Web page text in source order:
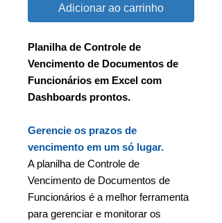
Adicionar ao carrinho
Planilha de Controle de
Vencimento de Documentos de
Funcionários em Excel com
Dashboards prontos.
Gerencie os prazos de
vencimento em um só lugar.
A planilha de Controle de
Vencimento de Documentos de
Funcionários é a melhor ferramenta
para gerenciar e monitorar os